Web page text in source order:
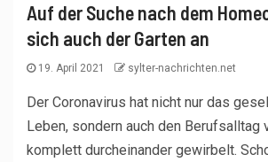
Auf der Suche nach dem
sich auch der Garten an
19. April 2021 sylter-nachrichten.net
Der Coronavirus hat nicht nur das
Leben, sondern auch den Berufsalltag
komplett durcheinander gewirbelt.